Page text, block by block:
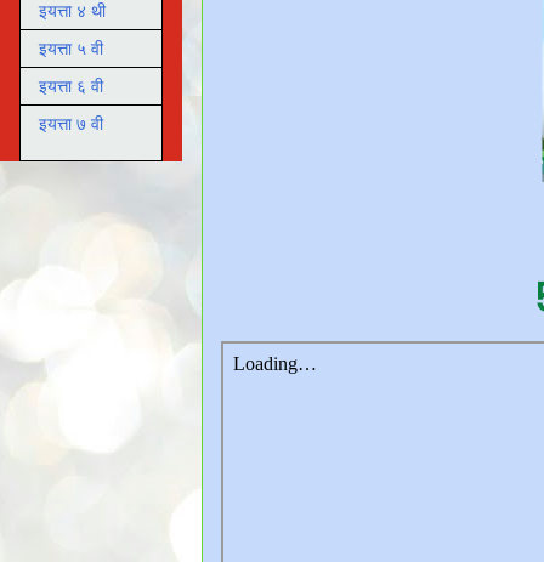
इयत्ता ४ थी
इयत्ता ५ वी
इयत्ता ६ वी
इयत्ता ७ वी